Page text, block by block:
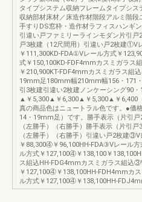
タイプシステム収納フレームタイプシ
収納部材床材／床造作材階段アルミ階段
手すりDS窓枠・造作材ラフィスハンギ
引違い戸ファミリーラインモダン片引戸
戸3枚建（12尺間用）引違い戸2枚建①V
￥111,300KD-FDA①Vレール方式￥
式￥150,100KD-FDF4mmカスミガラス
￥210,900KT-FDF4mmカスミガラス組
19mm足180mm幅210mm幅156・171
引3枚建引違い2枚建ノンケーシング90
▲￥5,300▲￥6,300▲￥5,300▲￥6,400
真の商品色はニュートラル色です。●価
14・19mm足）です。勝手表示（片引
（左勝手）（右勝手）勝手表示（片引
（左勝手）（右勝手）引違い戸2枚建
￥88,300④￥96,100HH-FDA③Vレール
ル方式￥127,100④￥138,100￥
ス組込HH-FDG4mmカスミガラス組込
￥127,100④￥138,100HH-FDH4mmカ
ル方式￥127,100④￥138,100HH-